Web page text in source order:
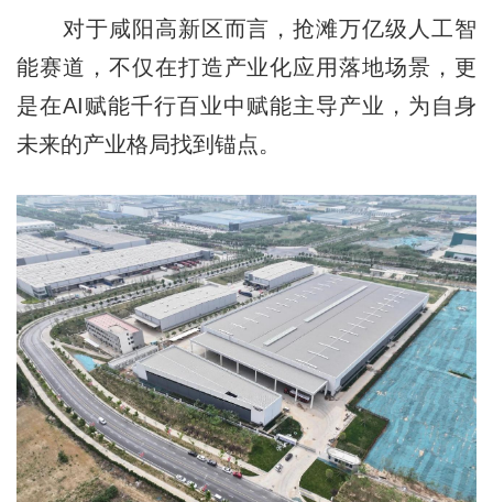
对于咸阳高新区而言，抢滩万亿级人工智
能赛道，不仅在打造产业化应用落地场景，更
是在AI赋能千行百业中赋能主导产业，为自身
未来的产业格局找到锚点。